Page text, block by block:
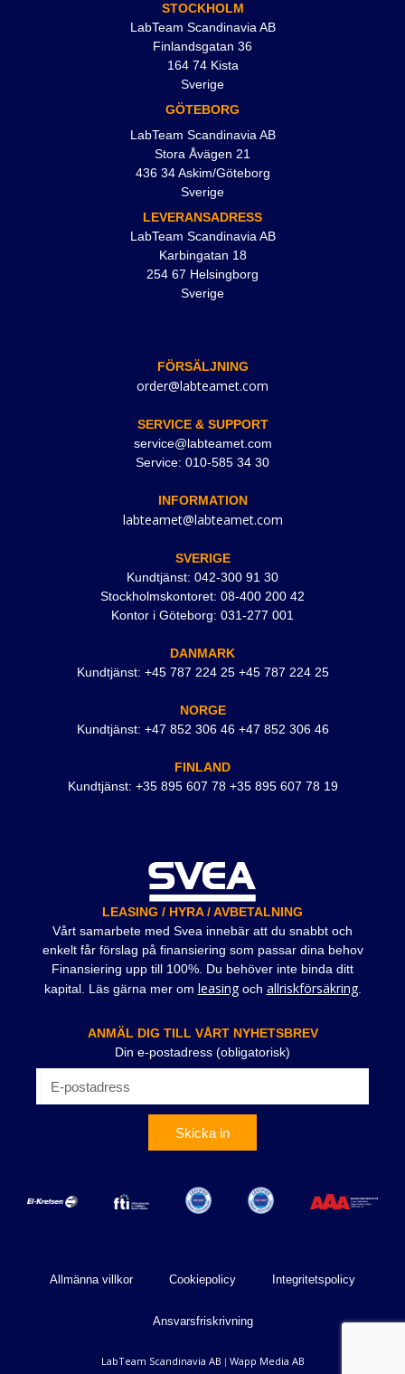
STOCKHOLM
LabTeam Scandinavia AB
Finlandsgatan 36
164 74 Kista
Sverige
GÖTEBORG
LabTeam Scandinavia AB
Stora Åvägen 21
436 34 Askim/Göteborg
Sverige
LEVERANSADRESS
LabTeam Scandinavia AB
Karbingatan 18
254 67 Helsingborg
Sverige
FÖRSÄLJNING
order@labteamet.com
SERVICE & SUPPORT
service@labteamet.com
Service: 010-585 34 30
INFORMATION
labteamet@labteamet.com
SVERIGE
Kundtjänst: 042-300 91 30
Stockholmskontoret: 08-400 200 42
Kontor i Göteborg: 031-277 001
DANMARK
Kundtjänst: +45 787 224 25 +45 787 224 25
NORGE
Kundtjänst: +47 852 306 46 +47 852 306 46
FINLAND
Kundtjänst: +35 895 607 78 +35 895 607 78 19
LEASING / HYRA / AVBETALNING
Vårt samarbete med Svea innebär att du snabbt och
enkelt får förslag på finansiering som passar dina behov
Finansiering upp till 100%. Du behöver inte binda ditt
kapital. Läs gärna mer om leasingoch allriskförsäkring.
ANMÄL DIG TILL VÅRT NYHETSBREV
Din e-postadress (obligatorisk)
Skicka in
Allmänna villkor Cookiepolicy Integritetspolicy
Ansvarsfriskrivning
LabTeam Scandinavia AB | Wapp Media AB